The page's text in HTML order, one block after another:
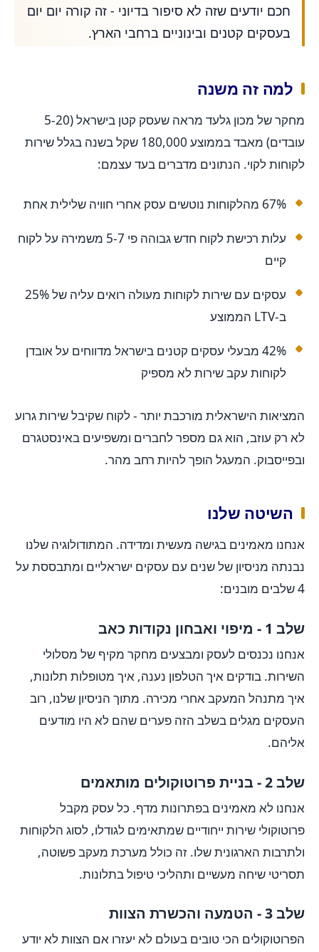
חכם יודעים שזה לא סיפור בדיוני - זה קורה יום יום
בעסקים קטנים ובינוניים ברחבי הארץ.
למה זה משנה
מחקר של מכון גלעד מראה שעסק קטן בישראל (5-20
עובדים) מאבד בממוצע 180,000 שקל בשנה בגלל שירות
לקוחות לקוי. הנתונים מדברים בעד עצמם:
67% מהלקוחות נוטשים עסק אחרי חוויה שלילית אחת
עלות רכישת לקוח חדש גבוהה פי 5-7 משמירה על לקוח
קיים
עסקים עם שירות לקוחות מעולה רואים עליה של 25%
ב-LTV הממוצע
42% מבעלי עסקים קטנים בישראל מדווחים על אובדן
לקוחות עקב שירות לא מספיק
המציאות הישראלית מורכבת יותר - לקוח שקיבל שירות גרוע
לא רק עוזב, הוא גם מספר לחברים ומשפיעים באינסטגרם
ובפייסבוק. המעגל הופך להיות רחב מהר.
השיטה שלנו
אנחנו מאמינים בגישה מעשית ומדידה. המתודולוגיה שלנו
נבנתה מניסיון של שנים עם עסקים ישראליים ומתבססת על
4 שלבים מובנים:
שלב 1 - מיפוי ואבחון נקודות כאב
אנחנו נכנסים לעסק ומבצעים מחקר מקיף של מסלולי
השירות. בודקים איך הטלפון נענה, איך מטופלות תלונות,
איך מתנהל המעקב אחרי מכירה. מתוך הניסיון שלנו, רוב
העסקים מגלים בשלב הזה פערים שהם לא היו מודעים
אליהם.
שלב 2 - בניית פרוטוקולים מותאמים
אנחנו לא מאמינים בפתרונות מדף. כל עסק מקבל
פרוטוקולי שירות ייחודיים שמתאימים לגודלו, לסוג הלקוחות
ולתרבות הארגונית שלו. זה כולל מערכת מעקב פשוטה,
תסריטי שיחה מעשיים ותהליכי טיפול בתלונות.
שלב 3 - הטמעה והכשרת הצוות
הפרוטוקולים הכי טובים בעולם לא יעזרו אם הצוות לא יודע